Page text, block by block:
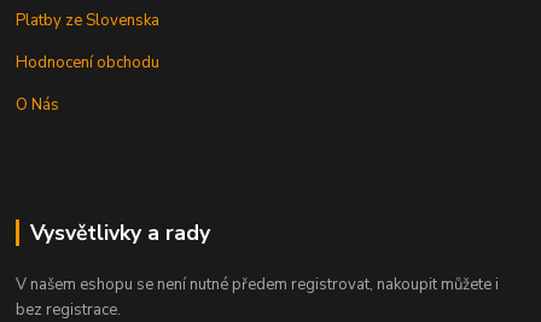
Platby ze Slovenska
Hodnocení obchodu
O Nás
Vysvětlivky a rady
V našem eshopu se není nutné předem registrovat, nakoupit můžete i
bez registrace.